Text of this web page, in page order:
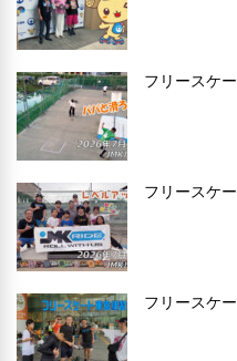
フリースケ
フリースケ
フリースケ